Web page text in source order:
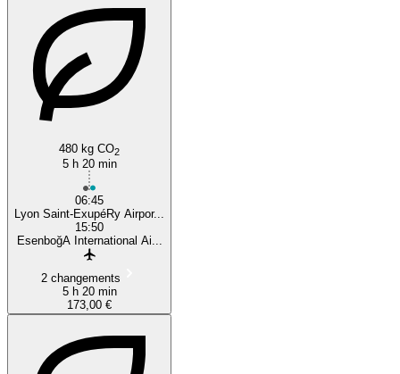
480 kg CO2
5 h 20 min
06:45
Lyon Saint-ExupéRy Airpor...
15:50
EsenboğA International Ai...
2 changements
5 h 20 min
173,00 €